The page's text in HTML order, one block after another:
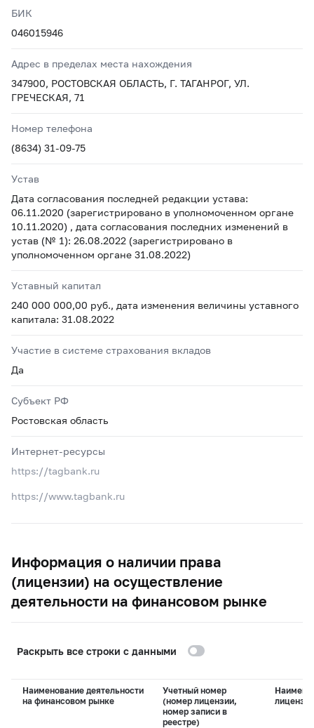
БИК
046015946
Адрес в пределах места нахождения
347900, РОСТОВСКАЯ ОБЛАСТЬ, Г. ТАГАНРОГ, УЛ.
ГРЕЧЕСКАЯ, 71
Номер телефона
(8634) 31-09-75
Устав
Дата согласования последней редакции устава:
06.11.2020 (зарегистрировано в уполномоченном органе
10.11.2020) , дата согласования последних изменений в
устав (№ 1): 26.08.2022 (зарегистрировано в
уполномоченном органе 31.08.2022)
Уставный капитал
240 000 000,00 руб., дата изменения величины уставного
капитала: 31.08.2022
Участие в системе страхования вкладов
Да
Субъект РФ
Ростовская область
Интернет-ресурсы
https://tagbank.ru
https://www.tagbank.ru
Информация о наличии права
(лицензии) на осуществление
деятельности на финансовом рынке
Раскрыть все строки с данными
Наименование деятельности
на финансовом рынке
Учетный номер
(номер лицензии,
номер записи в
реестре)
лицензии